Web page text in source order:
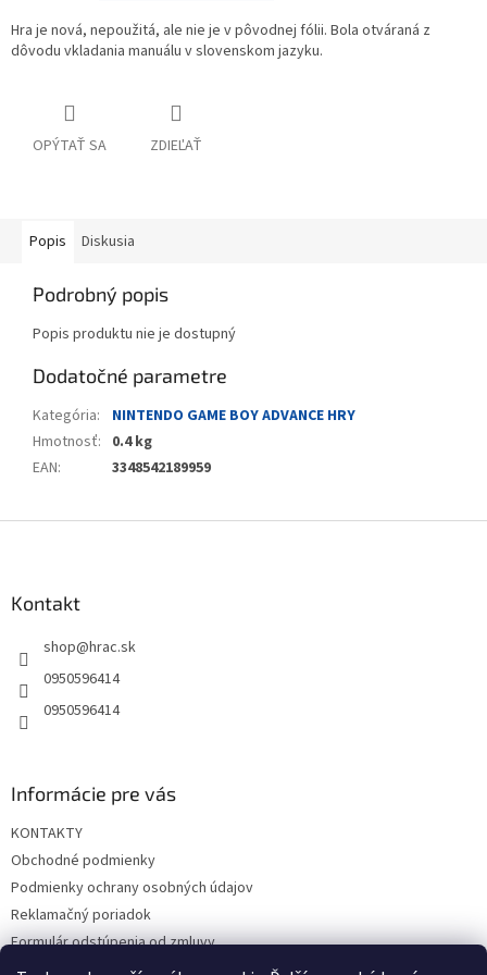
Hra je nová, nepoužitá, ale nie je v pôvodnej fólii. Bola otváraná z
dôvodu vkladania manuálu v slovenskom jazyku.
OPÝTAŤ SA ZDIEĽAŤ
Popis Diskusia
Podrobný popis
Popis produktu nie je dostupný
Dodatočné parametre
Kategória:
NINTENDO GAME BOY ADVANCE HRY
Hmotnosť: 0.4 kg
EAN: 3348542189959
Kontakt
shop@hrac.sk
0950596414
0950596414
Informácie pre vás
KONTAKTY
Obchodné podmienky
Podmienky ochrany osobných údajov
Reklamačný poriadok
Formulár odstúpenia od zmluvy
Reklamačný formulár